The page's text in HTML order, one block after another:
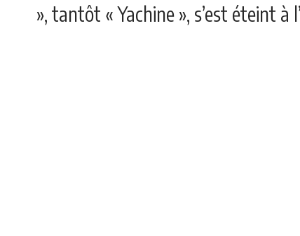
», tantôt « Yachine », s’est éteint à